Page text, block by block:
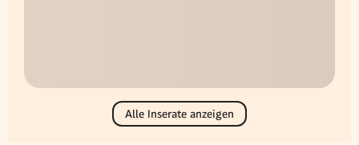
Alle Inserate anzeigen